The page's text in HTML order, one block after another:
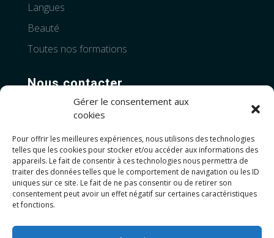
Gérer le consentement aux
cookies
Pour offrir les meilleures expériences, nous utilisons des technologies
telles que les cookies pour stocker et/ou accéder aux informations des
appareils. Le fait de consentir à ces technologies nous permettra de
traiter des données telles que le comportement de navigation ou les ID
uniques sur ce site. Le fait de ne pas consentir ou de retirer son
consentement peut avoir un effet négatif sur certaines caractéristiques
et fonctions.
Langues
Beauté
Toutes nos formations
Nous contacter
Téléphone: +33 4 28 99 83 06
Adresses :
Novalparc, Place Edmond Regnault,26000
Valence
10 rue mohammed V,34000 Montpellier